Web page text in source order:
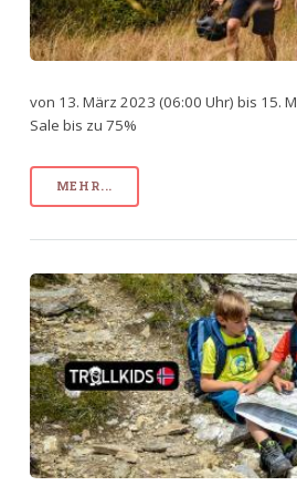
von 13. März 2023 (06:00 Uhr) bis 15.
Sale bis zu 75%
MEHR...